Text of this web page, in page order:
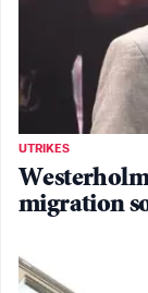
UTRIKES
migration